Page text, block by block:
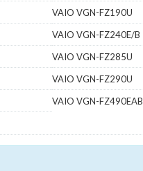
VAIO VGN-FZ190U
VAIO VGN-FZ240E/B
VAIO VGN-FZ285U
VAIO VGN-FZ290U
VAIO VGN-FZ490EAB